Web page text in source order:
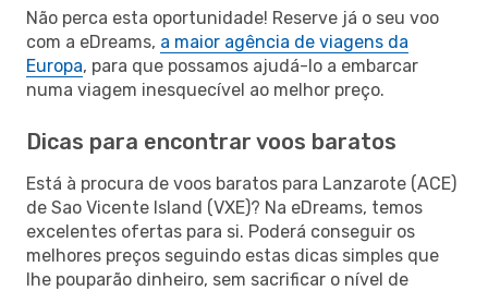
Não perca esta oportunidade! Reserve já o seu voo
com a eDreams, a maior agência de viagens da
Europa, para que possamos ajudá-lo a embarcar
numa viagem inesquecível ao melhor preço.
Dicas para encontrar voos baratos
Está à procura de voos baratos para Lanzarote (ACE)
de Sao Vicente Island (VXE)? Na eDreams, temos
excelentes ofertas para si. Poderá conseguir os
melhores preços seguindo estas dicas simples que
lhe pouparão dinheiro, sem sacrificar o nível de